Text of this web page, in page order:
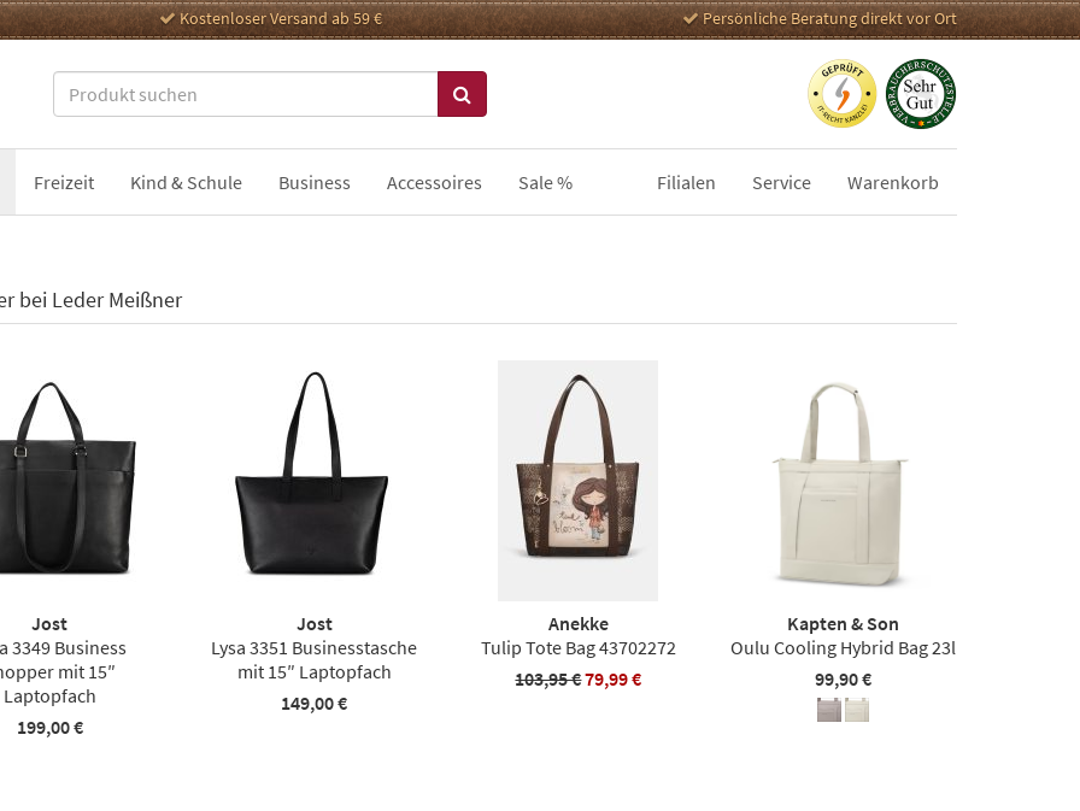
Kostenloser Versand ab 59 € Persönliche Beratung direkt vor Ort
Freizeit Kind & Schule Business Accessoires Sale % Filialen Service Warenkorb
bei Leder Meißner
Jost
3349 Business
mit 15″
Laptopfach
199,00 €
Jost
Lysa 3351 Businesstasche
mit 15″ Laptopfach
149,00 €
Anekke
Tulip Tote Bag 43702272
103,95 €79,99 €
Kapten & Son
Oulu Cooling Hybrid Bag 23l
99,90 €